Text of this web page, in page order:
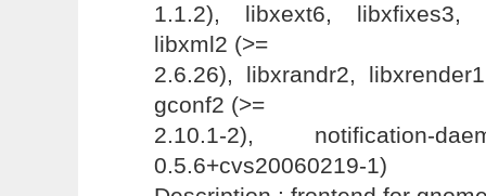
1.1.2), libxext6, libxfixes3,
libxml2 (>=
2.6.26), libxrandr2,
gconf2 (>=
2.10.1-2), notification-
0.5.6+cvs20060219-1)